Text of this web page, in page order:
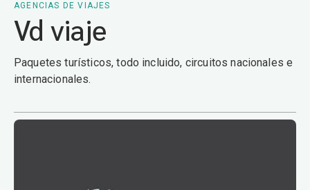
AGENCIAS DE VIAJES
Vd viaje
Paquetes turísticos, todo incluido, circuitos nacionales e
internacionales.